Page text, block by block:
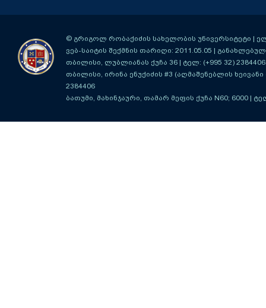
© გრიგოლ რობაქიძის სახელობის უნივერსიტეტი |
ვებ-საიტის შექმნის თარიღი: 2011.05.05 |
თბილისი, ლუბლიანას ქუჩა 36 | ტელ: (+995 32)
თბილისი, ირინა ენუქიძის #3 (აღმაშენებლის ხეივანი
2384406
ბათუმი, მახინჯაური, თამარ მეფის ქუჩა N60; 6000 |